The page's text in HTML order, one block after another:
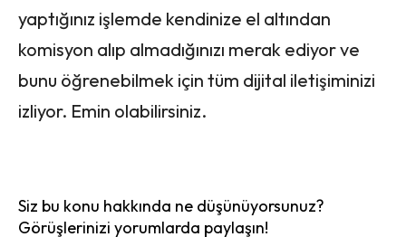
yaptığınız işlemde kendinize el altından
komisyon alıp almadığınızı merak ediyor ve
bunu öğrenebilmek için tüm dijital iletişiminizi
izliyor. Emin olabilirsiniz.
Siz bu konu hakkında ne düşünüyorsunuz?
Görüşlerinizi yorumlarda paylaşın!